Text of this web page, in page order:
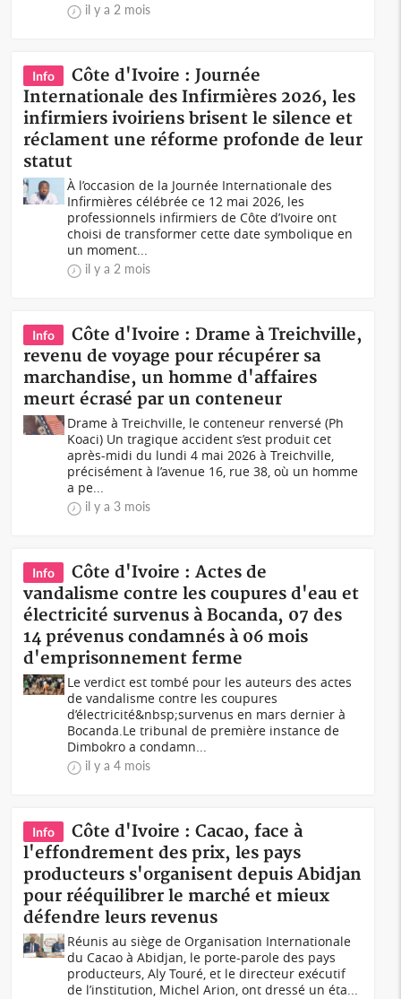
il y a 2 mois
Info
Côte d'Ivoire : Journée
Internationale des Infirmières 2026, les
infirmiers ivoiriens brisent le silence et
réclament une réforme profonde de leur
statut
À l’occasion de la Journée Internationale des
Infirmières célébrée ce 12 mai 2026, les
professionnels infirmiers de Côte d’Ivoire ont
choisi de transformer cette date symbolique en
un moment...
il y a 2 mois
Info
Côte d'Ivoire : Drame à Treichville,
revenu de voyage pour récupérer sa
marchandise, un homme d'affaires
meurt écrasé par un conteneur
Drame à Treichville, le conteneur renversé (Ph
Koaci) Un tragique accident s’est produit cet
après-midi du lundi 4 mai 2026 à Treichville,
précisément à l’avenue 16, rue 38, où un homme
a pe...
il y a 3 mois
Info
Côte d'Ivoire : Actes de
vandalisme contre les coupures d'eau et
électricité survenus à Bocanda, 07 des
14 prévenus condamnés à 06 mois
d'emprisonnement ferme
Le verdict est tombé pour les auteurs des actes
de vandalisme contre les coupures
d’électricité&nbsp;survenus en mars dernier à
Bocanda.Le tribunal de première instance de
Dimbokro a condamn...
il y a 4 mois
Info
Côte d'Ivoire : Cacao, face à
l'effondrement des prix, les pays
producteurs s'organisent depuis Abidjan
pour rééquilibrer le marché et mieux
défendre leurs revenus
Réunis au siège de Organisation Internationale
du Cacao à Abidjan, le porte-parole des pays
producteurs, Aly Touré, et le directeur exécutif
de l’institution, Michel Arion, ont dressé un éta...